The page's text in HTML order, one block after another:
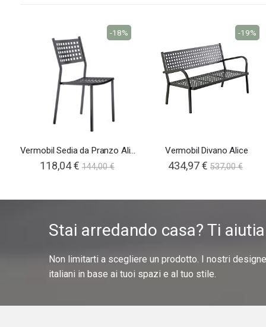
Vermobil Sedia da Pranzo Alice
118,04 € 144,00 €
-18%
Vermobil Divano Alice
434,97 € 537,00 €
-19%
Stai arredando casa? Ti
Non limitarti a scegliere un prodotto. I nostri
italiani in base ai tuoi spazi e al tuo stile.